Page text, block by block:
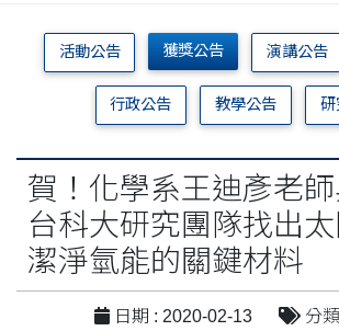
活動公告 獲獎公告 演講公告
行政公告 教學公告 研
賀！化學系王迪彥老師
台科大研究團隊找出
潔淨氫能的關鍵材料
日期 : 2020-02-13
分